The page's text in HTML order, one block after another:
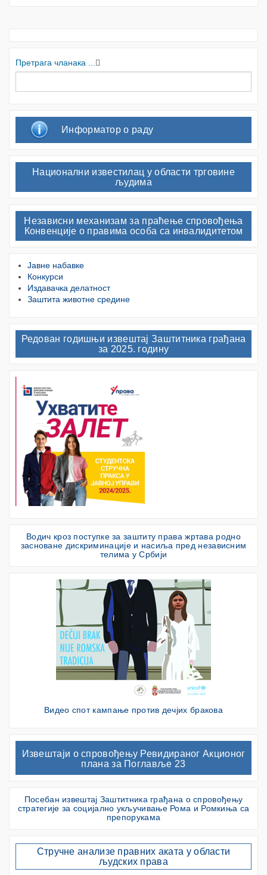
Претрага чланака ...
Информатор о раду
Национални известилац у области трговине
људима
Независни механизам за праћење спровођења
Конвенције о правима особа са инвалидитетом
Јавне набавке
Конкурси
Издавачка делатност
Заштита животне средине
Редован годишњи извештај Заштитника грађана
за 2025. годину
Водич кроз поступке за заштиту права жртава родно
засноване дискриминације и насиља пред независним
телима у Србији
Видео спот кампање против дечјих бракова
Извештаји о спровођењу Ревидираног Акционог
плана за Поглавље 23
Посебан извештај Заштитника грађана о спровођењу
стратегије за социјално укључивање Рома и Ромкиња са
препорукама
Стручне анализе правних аката у области
људских права